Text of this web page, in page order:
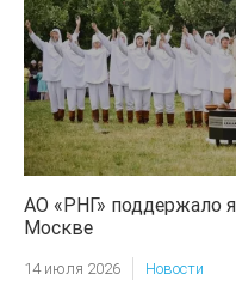
АО «РНГ» поддержало
Москве
14 июля 2026 Новости